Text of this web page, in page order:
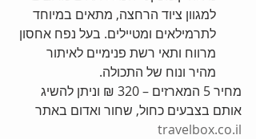
למגוון ציוד הרחצה, מתאים במיוחד
לתרמילאים ומטיילים. בעל נפח אחסון
מרווח ותאי רשת פנימיים לאיתור
מהיר ונוח של התכולה.
מחיר 5 המארזים – 320 ₪ וניתן להשיג
אותם בצבעים כחול, שחור ואדום באתר
travelbox.co.il